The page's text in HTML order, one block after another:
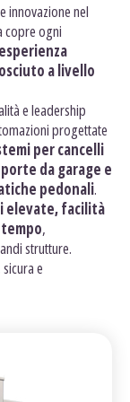
innovazione nel
copre ogni
a livello
e leadership
progettate
per cancelli
da garage e
pedonali.
elevate, facilità
,
strutture.
e